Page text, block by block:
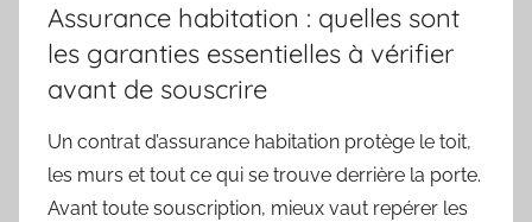
Assurance habitation : quelles sont
les garanties essentielles à vérifier
avant de souscrire
Un contrat d’assurance habitation protège le toit,
les murs et tout ce qui se trouve derrière la porte.
Avant toute souscription, mieux vaut repérer les